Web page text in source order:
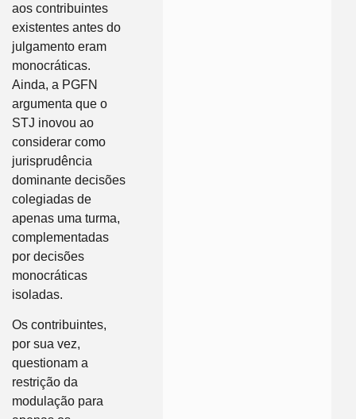
aos contribuintes
existentes antes do
julgamento eram
monocráticas.
Ainda, a PGFN
argumenta que o
STJ inovou ao
considerar como
jurisprudência
dominante decisões
colegiadas de
apenas uma turma,
complementadas
por decisões
monocráticas
isoladas.
Os contribuintes,
por sua vez,
questionam a
restrição da
modulação para